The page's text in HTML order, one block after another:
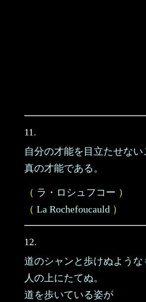
11.
自分の才能を目立たせない
真の才能である。
（ ラ・ロシュフコー ）
（ La Rochefoucauld ）
12.
道のシャンと歩けぬような
人の上にたてぬ。
道を歩いている姿が